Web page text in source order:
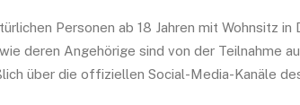
Personen ab 18 Jahren mit Wohnsitz in
deren Angehörige sind von der Teilnahme
über die offiziellen Social-Media-Kanäle